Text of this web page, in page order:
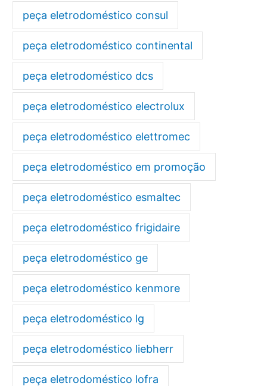
peça eletrodoméstico consul
peça eletrodoméstico continental
peça eletrodoméstico dcs
peça eletrodoméstico electrolux
peça eletrodoméstico elettromec
peça eletrodoméstico em promoção
peça eletrodoméstico esmaltec
peça eletrodoméstico frigidaire
peça eletrodoméstico ge
peça eletrodoméstico kenmore
peça eletrodoméstico lg
peça eletrodoméstico liebherr
peça eletrodoméstico lofra